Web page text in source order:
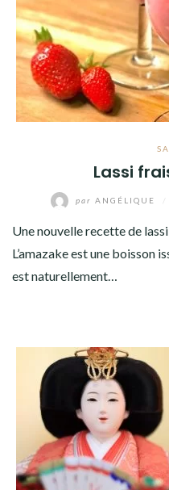
Lassi
par ANGÉLIQUE
Une nouvelle recette de
L’amazake est une boisson
est naturellement…